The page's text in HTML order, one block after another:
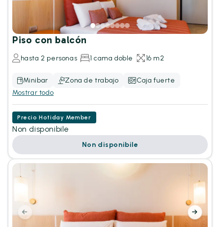
Piso con balcón
hasta 2 personas 1 cama doble 16 m2
Minibar Zona de trabajo
Caja fuerte
Mostrar todo
Precio Hotiday Member
Non disponibile
Non disponibile